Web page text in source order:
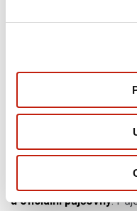
uděláte, ale pojišťovna
3 podmínky, přes
Abyste měli nárok na
spoluúčasti na věci
pravidla. Pronájem musí
u oficiální půjčovny.